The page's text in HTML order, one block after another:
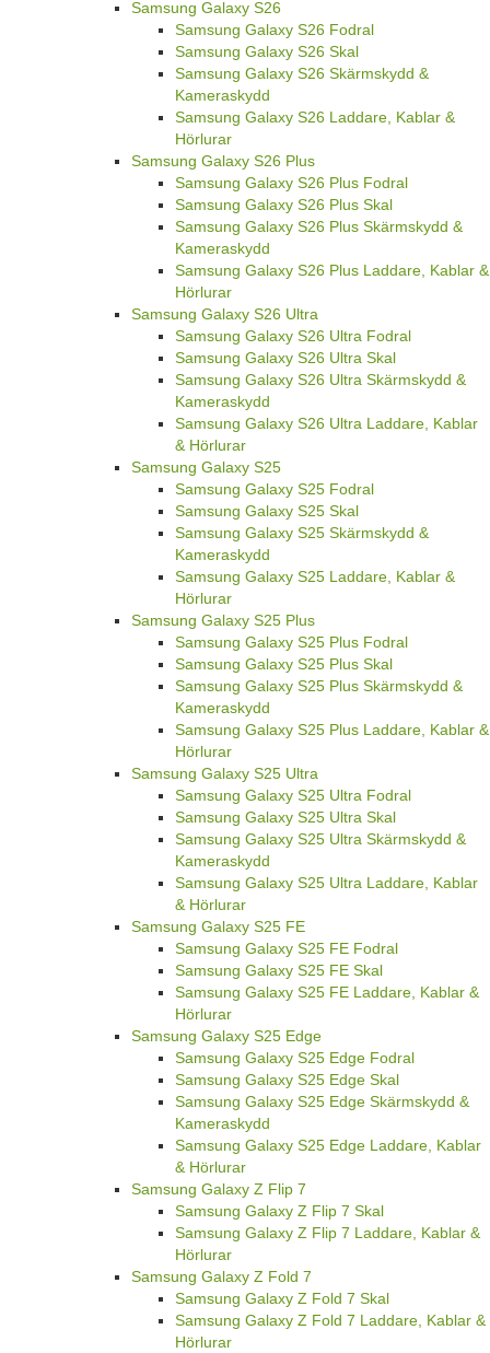
Samsung Galaxy S26
Samsung Galaxy S26 Fodral
Samsung Galaxy S26 Skal
Samsung Galaxy S26 Skärmskydd &
Kameraskydd
Samsung Galaxy S26 Laddare, Kablar &
Hörlurar
Samsung Galaxy S26 Plus
Samsung Galaxy S26 Plus Fodral
Samsung Galaxy S26 Plus Skal
Samsung Galaxy S26 Plus Skärmskydd &
Kameraskydd
Samsung Galaxy S26 Plus Laddare, Kablar &
Hörlurar
Samsung Galaxy S26 Ultra
Samsung Galaxy S26 Ultra Fodral
Samsung Galaxy S26 Ultra Skal
Samsung Galaxy S26 Ultra Skärmskydd &
Kameraskydd
Samsung Galaxy S26 Ultra Laddare, Kablar
& Hörlurar
Samsung Galaxy S25
Samsung Galaxy S25 Fodral
Samsung Galaxy S25 Skal
Samsung Galaxy S25 Skärmskydd &
Kameraskydd
Samsung Galaxy S25 Laddare, Kablar &
Hörlurar
Samsung Galaxy S25 Plus
Samsung Galaxy S25 Plus Fodral
Samsung Galaxy S25 Plus Skal
Samsung Galaxy S25 Plus Skärmskydd &
Kameraskydd
Samsung Galaxy S25 Plus Laddare, Kablar &
Hörlurar
Samsung Galaxy S25 Ultra
Samsung Galaxy S25 Ultra Fodral
Samsung Galaxy S25 Ultra Skal
Samsung Galaxy S25 Ultra Skärmskydd &
Kameraskydd
Samsung Galaxy S25 Ultra Laddare, Kablar
& Hörlurar
Samsung Galaxy S25 FE
Samsung Galaxy S25 FE Fodral
Samsung Galaxy S25 FE Skal
Samsung Galaxy S25 FE Laddare, Kablar &
Hörlurar
Samsung Galaxy S25 Edge
Samsung Galaxy S25 Edge Fodral
Samsung Galaxy S25 Edge Skal
Samsung Galaxy S25 Edge Skärmskydd &
Kameraskydd
Samsung Galaxy S25 Edge Laddare, Kablar
& Hörlurar
Samsung Galaxy Z Flip 7
Samsung Galaxy Z Flip 7 Skal
Samsung Galaxy Z Flip 7 Laddare, Kablar &
Hörlurar
Samsung Galaxy Z Fold 7
Samsung Galaxy Z Fold 7 Skal
Samsung Galaxy Z Fold 7 Laddare, Kablar &
Hörlurar